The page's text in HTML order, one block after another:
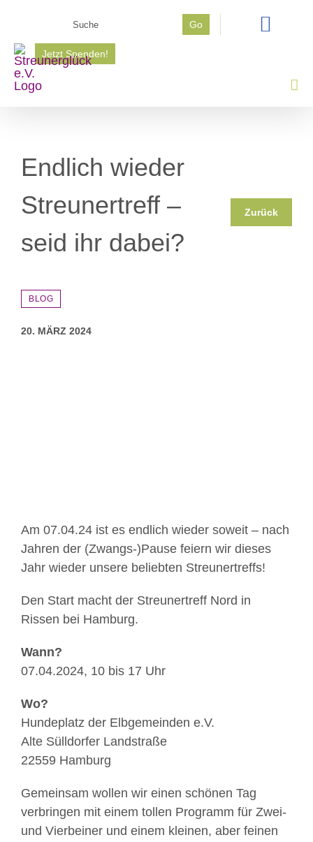
springen
Go
Jetzt Spenden!
Endlich wieder
Streunertreff –
seid ihr dabei?
Zurück
BLOG
20. MÄRZ 2024
Am 07.04.24 ist es endlich wieder soweit – nach
Jahren der (Zwangs-)Pause feiern wir dieses
Jahr wieder unsere beliebten Streunertreffs!
Den Start macht der Streunertreff Nord in
Rissen bei Hamburg.
Wann?
07.04.2024, 10 bis 17 Uhr
Wo?
Hundeplatz der Elbgemeinden e.V.
Alte Sülldorfer Landstraße
22559 Hamburg
Gemeinsam wollen wir einen schönen Tag
verbringen mit einem tollen Programm für Zwei-
und Vierbeiner und einem kleinen, aber feinen